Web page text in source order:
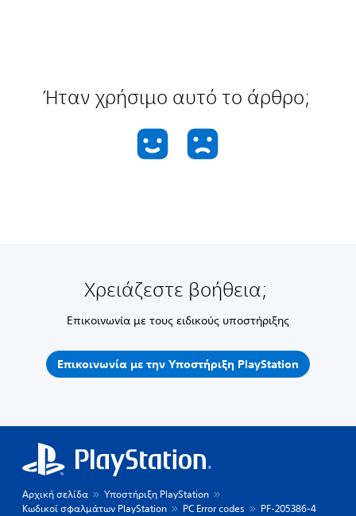
Ήταν χρήσιμο αυτό το άρθρο;
Χρειάζεστε βοήθεια;
Επικοινωνία με τους ειδικούς υποστήριξης
Επικοινωνία με την Υποστήριξη PlayStation
Αρχική σελίδα
Υποστήριξη PlayStation
Κωδικοί σφαλμάτων PlayStation
PC Error codes PF-205386-4